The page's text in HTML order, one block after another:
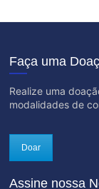
Faça uma
Realize uma
modalidades de
Doar
Assine nossa